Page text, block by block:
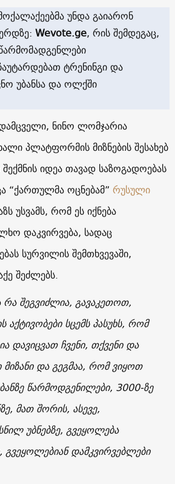
უნდა გაიარონ
Wevote.ge, რის შემდეგაც,
ტრენინგი და
უბანსა და ოლქში
ნინო ლომჯარია
პლატფორმის მიზნების შესახებ
იდეა თავად საზოგადოებას
“ქართულმა ოცნებამ” რუსული
უსვამს, რომ ეს იქნება
დაკვირვება, სადაც
სურვილის შემთხვევაში,
შეძლებს.
შეგვიძლია, გავაკეთოთ,
აქტივობები სცემს პასუხს, რომ
დავიცვათ ჩვენი, თქვენი და
მიზანი და გეგმაა, რომ ვიყოთ
წარმოდგენილები, 3000-ზე
მათ შორის, ასევე,
უბნებზე, გვეყოლება
დამკვირვებლები